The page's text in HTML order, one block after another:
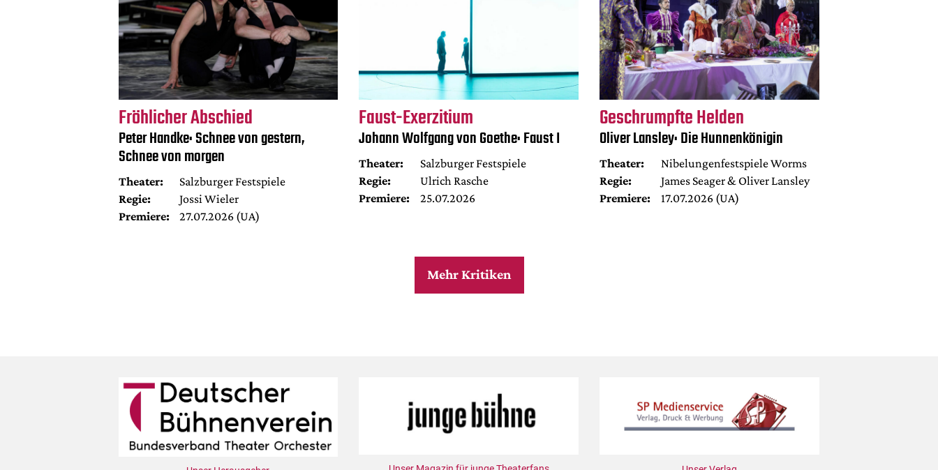
Fröhlicher Abschied
Peter Handke: Schnee von gestern,
Schnee von morgen
Theater:
Salzburger Festspiele
Regie:
Jossi Wieler
Premiere:
27.07.2026 (UA)
Faust-Exerzitium
Johann Wolfgang von Goethe: Faust I
Theater:
Salzburger Festspiele
Regie:
Ulrich Rasche
Premiere:
25.07.2026
Geschrumpfte Helden
Oliver Lansley: Die Hunnenkönigin
Theater:
Nibelungenfestspiele Worms
Regie:
James Seager & Oliver Lansley
Premiere:
17.07.2026 (UA)
Mehr Kritiken